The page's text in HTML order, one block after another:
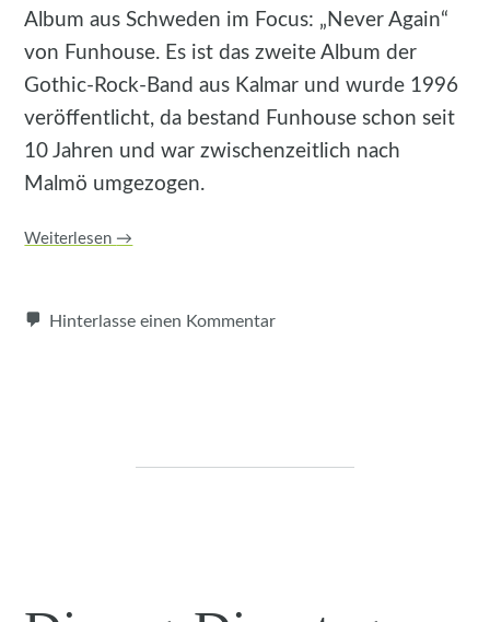
Album aus Schweden im Focus: „Never Again“
von Funhouse. Es ist das zweite Album der
Gothic-Rock-Band aus Kalmar und wurde 1996
veröffentlicht, da bestand Funhouse schon seit
10 Jahren und war zwischenzeitlich nach
Malmö umgezogen.
Weiterlesen →
Hinterlasse einen Kommentar